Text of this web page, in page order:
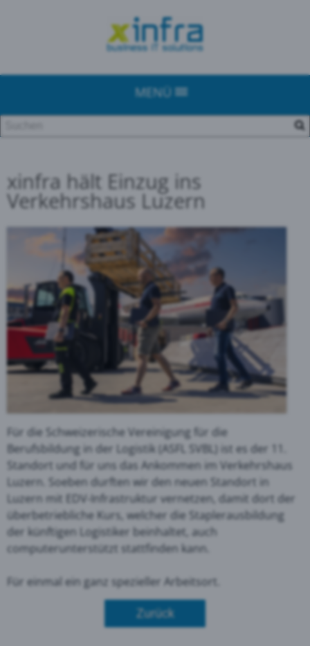
MENÜ
xinfra hält Einzug ins
Verkehrshaus Luzern
Für die Schweizerische Vereinigung für die
Berufsbildung in der Logistik (ASFL SVBL) ist es der 11.
Standort und für uns das Ankommen im Verkehrshaus
Luzern. Soeben durften wir den neuen Standort in
Luzern mit EDV-Infrastruktur vernetzen, damit dort der
überbetriebliche Kurs, welcher die Staplerausbildung
der künftigen Logistiker beinhaltet, auch
computerunterstützt stattfinden kann.
Für einmal ein ganz spezieller Arbeitsort.
Zurück